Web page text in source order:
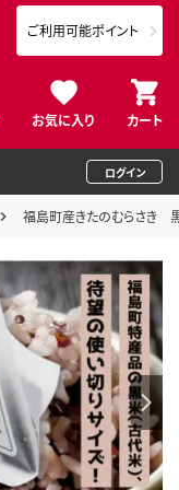
お気に入り カート
ご利用可能ポイント
ログイン
福島町産きたのむらさき